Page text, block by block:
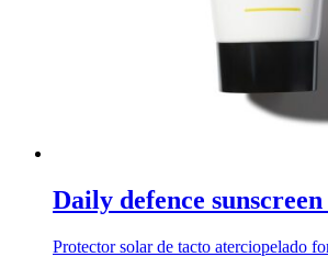
Daily defence sunscreen
Protector solar de tacto aterciopelado